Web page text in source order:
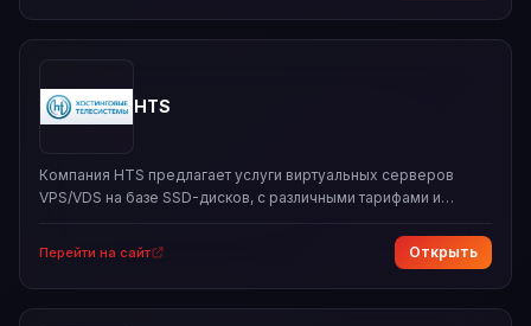
доменов по низким ценам. Компания предлагает конструктор
тарифных планов, собственную контрольную панель и
поддержку различных CMS и фреймворков.
HTS
Компания HTS предлагает услуги виртуальных серверов
VPS/VDS на базе SSD-дисков, с различными тарифами и
конфигурациями. Предоставляет услуги хостинга, регистрации
доменов и SSL-сертификатов. Компания гарантирует высокий
уровень доступности и поддержки 24/7.
Перейти на сайт Открыть